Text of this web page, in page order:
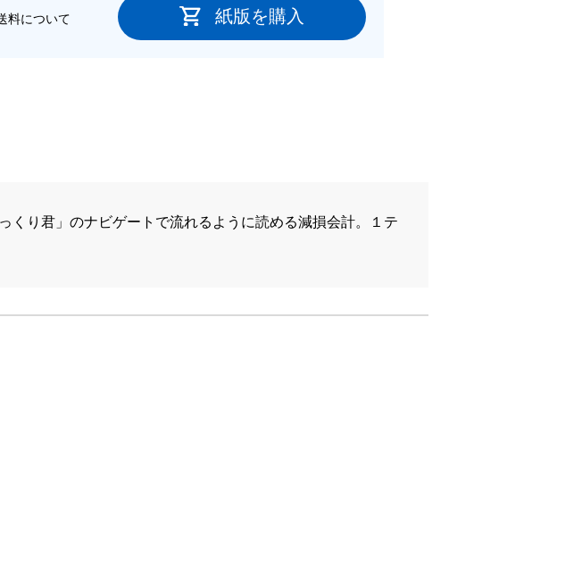
紙版を購入
料について
り君」のナビゲートで流れるように読める減損会計。１テ